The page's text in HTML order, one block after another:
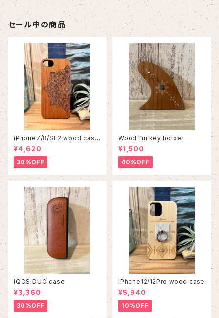
セール中の商品
iPhone7/8/SE2 wood case
86
¥4,620
30%OFF
Wood fin key holder
¥1,500
40%OFF
IQOS DUO case
¥3,360
30%OFF
iPhone12/12Pro wood case
¥5,940
10%OFF